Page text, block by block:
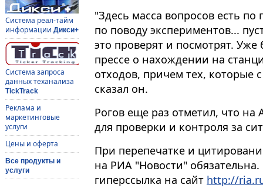
Система реал-тайм
информации Дикси+
Система запроса
данных теханализа
TickTrack
Реклама и
маркетинговые
услуги
Цены и оферта
Все продукты и
услуги
"Здесь масса вопросов есть
по поводу экспериментов...
это проверят и посмотрят.
прессе о нахождении на
отходов, причем тех, которые
сказал он.
Рогов еще раз отметил, что на
для проверки и контроля за
При перепечатке и
на РИА "Новости"
гиперссылка на сайт http://